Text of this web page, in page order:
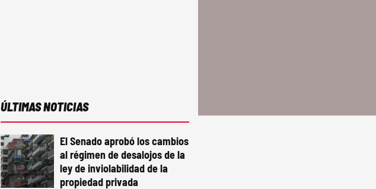
ÚLTIMAS NOTICIAS
El Senado aprobó los cambios
al régimen de desalojos de la
ley de inviolabilidad de la
propiedad privada